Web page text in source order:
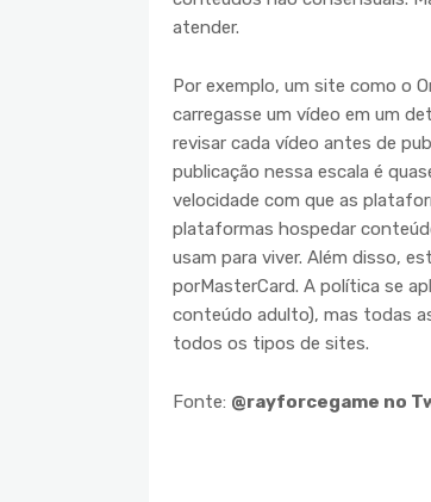
atender.
Por exemplo, um site como o
carregasse um vídeo em um
revisar cada vídeo antes de
publicação nessa escala é
velocidade com que as
plataformas hospedar
usam para viver. Além disso,
porMasterCard. A política se
conteúdo adulto), mas todas
todos os tipos de sites.
Fonte: @rayforcegame no